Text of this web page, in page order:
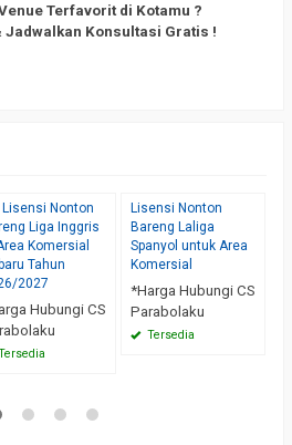
Terfavorit di Kotamu ?
Jadwalkan Konsultasi Gratis !
Lisensi Nonton
Liga Inggris
Komersial
Tahun
2027
Hubungi CS
Lisensi Nonton
Bareng Laliga
Spanyol untuk Area
Komersial
*Harga Hubungi CS
Parabolaku
Tersedia